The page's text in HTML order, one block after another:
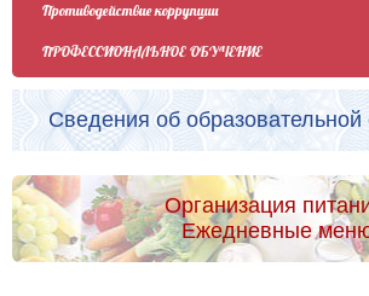
Противодействие коррупции
ПРОФЕССИОНАЛЬНОЕ ОБУЧЕНИЕ
Сведения об образовательной
Организация
Ежедневные